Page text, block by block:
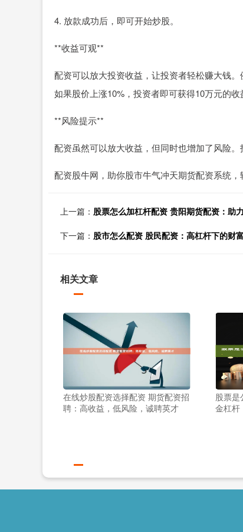
4. 放款成功后，即可开始炒股。
**收益可观**
配资可以放大投资收益，让投资者轻松赚大钱
如果股价上涨10%，投资者即可获得10万元的收
**风险提示**
配资虽然可以放大收益，但同时也增加了风险
配资股牛网，助你股市牛气冲天期货配资系统
上一篇： 股票怎么加杠杆配资 贵阳期货配资：助
下一篇： 股市怎么配资 股民配资：高杠杆下的财
相关文章
在线炒股配资选择配资 期货配资招
聘：高收益，低风险，诚聘英才
股票是
金杠杆